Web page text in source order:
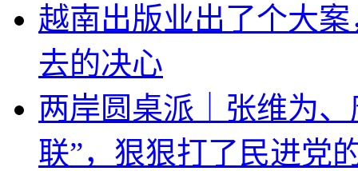
越南出版业出了个大
去的决心
两岸圆桌派｜张维为
联”，狠狠打了民进党